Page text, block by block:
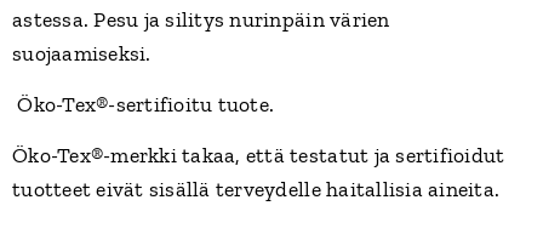
astessa. Pesu ja silitys nurinpäin värien
suojaamiseksi.
Öko-Tex®-sertifioitu tuote.
Öko-Tex®-merkki takaa, että testatut ja sertifioidut
tuotteet eivät sisällä terveydelle haitallisia aineita.